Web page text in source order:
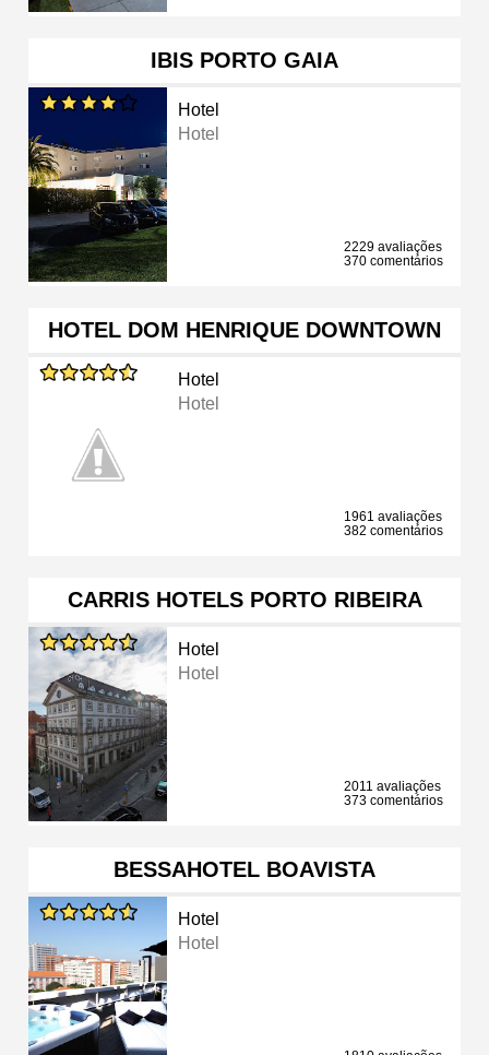
IBIS PORTO GAIA
Hotel
Hotel
2229 avaliações
370 comentários
HOTEL DOM HENRIQUE DOWNTOWN
Hotel
Hotel
1961 avaliações
382 comentários
CARRIS HOTELS PORTO RIBEIRA
Hotel
Hotel
2011 avaliações
373 comentários
BESSAHOTEL BOAVISTA
Hotel
Hotel